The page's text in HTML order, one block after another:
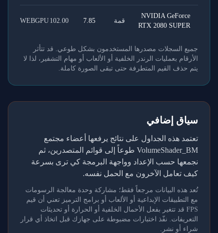
NVIDIA GeForce
RTX 2080 SUPER
قمة 7.85
102.00
WEBGPU
جميع السجلات مصدرها المستخدمون بشكل طوعي. قد تتأثر
الأرقام بعمليات الرندر الخلفية أو الألعاب أو مهام التشفير، لذا لا
يتم حذف القيم المتطرفة حتى تبقى الصورة كاملة.
سياق إضافي
تعتمد هذه الجداول على نتائج يرفعها أعضاء مجتمع
VolumeShader_BM طوعاً إلى قوائم المتصدرين، ثم
نجمعها حسب الإعداد وواجهة البرمجة كي ترى بسرعة
كيف تعامل الآخرون مع الحمل نفسه.
تُعد هذه البيانات مرجعاً فقط؛ مشاركة وحدة معالجة الرسومات
مع التطبيقات الإبداعية أو الألعاب أو برامج الترميز تعني أن قيم
FPS قد تتغير بفعل الأحمال الخلفية أو الحرارة أو تحديثات
التعريفات. نفّذ اختبارات مضبوطة على جهازك قبل اتخاذ أي قرار
شراء أو نشر.